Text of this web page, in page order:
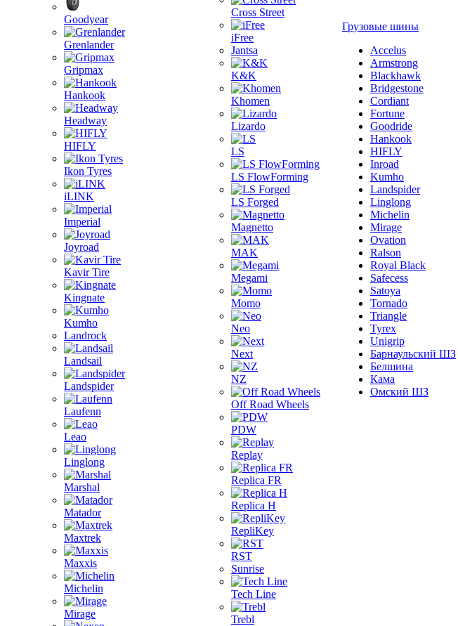
Goodyear
Grenlander
Gripmax
Hankook
Headway
HIFLY
Ikon Tyres
iLINK
Imperial
Joyroad
Kavir Tire
Kingnate
Kumho
Landrock
Landsail
Landspider
Laufenn
Leao
Linglong
Marshal
Matador
Maxtrek
Maxxis
Michelin
Mirage
Cross Street
iFree
Jantsa
K&K
Khomen
Lizardo
LS
LS FlowForming
LS Forged
Magnetto
MAK
Megami
Momo
Neo
Next
NZ
Off Road Wheels
PDW
Replay
Replica FR
Replica H
RepliKey
RST
Sunrise
Tech Line
Trebl
Грузовые шины
Accelus
Armstrong
Blackhawk
Bridgestone
Cordiant
Fortune
Goodride
Hankook
HIFLY
Inroad
Kumho
Landspider
Linglong
Michelin
Mirage
Ovation
Ralson
Royal Black
Safecess
Satoya
Tornado
Triangle
Tyrex
Unigrip
Барнаульский ШЗ
Белшина
Кама
Омский ШЗ